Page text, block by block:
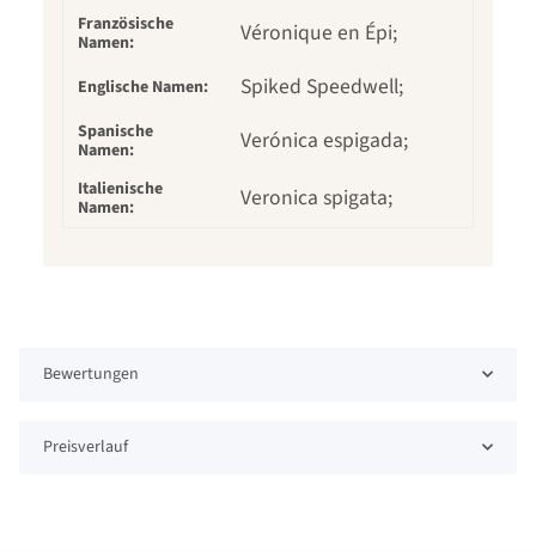
Französische
Namen:
Véronique en Épi;
Englische Namen: Spiked Speedwell;
Spanische
Namen:
Verónica espigada;
Italienische
Namen:
Veronica spigata;
Bewertungen
Preisverlauf